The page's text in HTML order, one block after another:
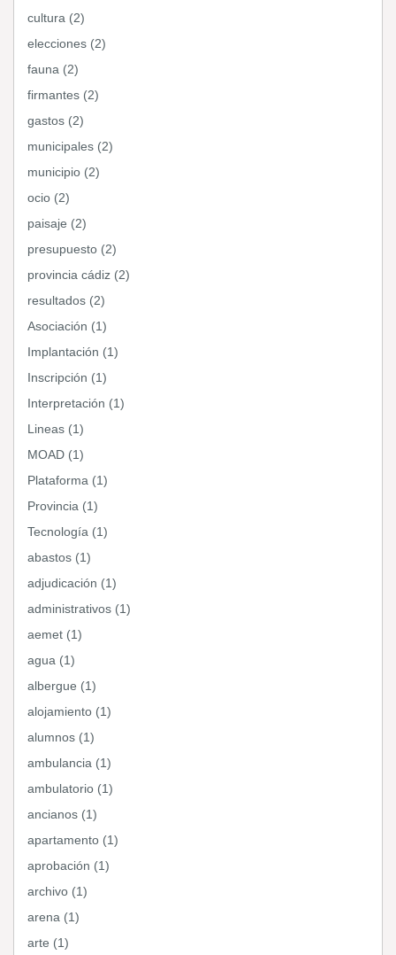
cultura (2)
elecciones (2)
fauna (2)
firmantes (2)
gastos (2)
municipales (2)
municipio (2)
ocio (2)
paisaje (2)
presupuesto (2)
provincia cádiz (2)
resultados (2)
Asociación (1)
Implantación (1)
Inscripción (1)
Interpretación (1)
Lineas (1)
MOAD (1)
Plataforma (1)
Provincia (1)
Tecnología (1)
abastos (1)
adjudicación (1)
administrativos (1)
aemet (1)
agua (1)
albergue (1)
alojamiento (1)
alumnos (1)
ambulancia (1)
ambulatorio (1)
ancianos (1)
apartamento (1)
aprobación (1)
archivo (1)
arena (1)
arte (1)